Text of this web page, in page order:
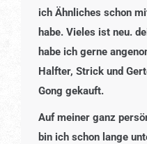
ich Ähnliches schon
habe. Vieles ist neu.
habe ich gerne
Halfter, Strick und
Gong gekauft.
Auf meiner ganz
bin ich schon lange